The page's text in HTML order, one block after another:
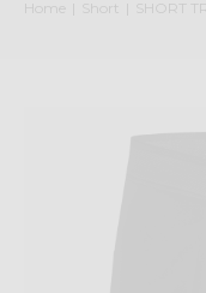
Home Short SHORT